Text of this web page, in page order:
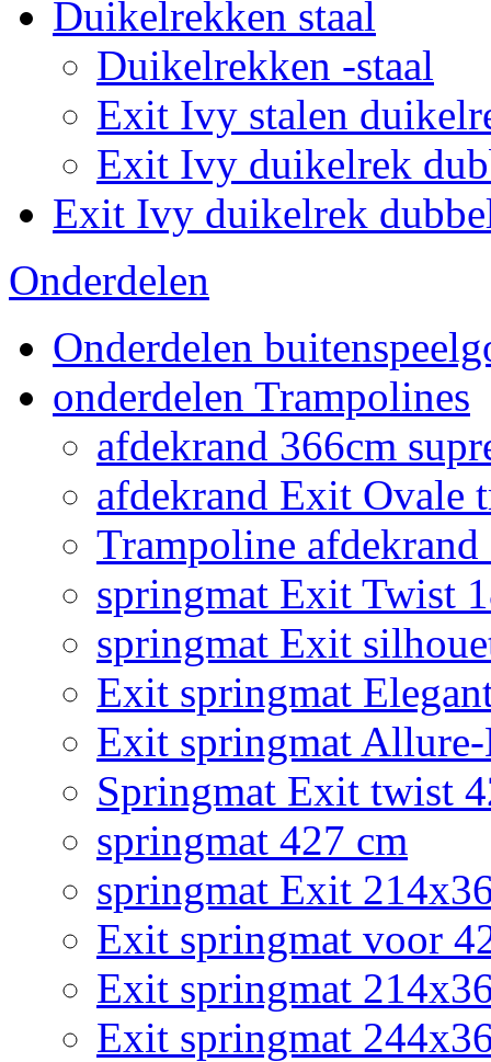
Duikelrekken staal
Duikelrekken -staal
Exit Ivy stalen
Exit Ivy duikelrek
Exit Ivy duikelrek
Onderdelen
Onderdelen
onderdelen Trampolines
afdekrand 366cm
afdekrand Exit Ovale
Trampoline
springmat Exit Twist
springmat Exit
Exit springmat
Exit springmat
Springmat Exit twist
springmat 427 cm
springmat Exit
Exit springmat voor
Exit springmat
Exit springmat